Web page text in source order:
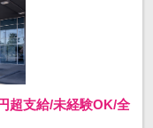
超支給/未経験OK/全